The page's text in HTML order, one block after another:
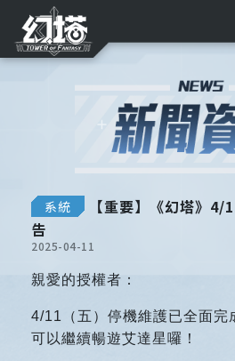
新聞資訊
艾達資料庫
遊戲特色
MMD素材庫
系統
【重要】《幻塔》
告
2025-04-11
親愛的授權者：
4/11
（五）停機維護已全面
可以繼續暢遊艾達星囉！